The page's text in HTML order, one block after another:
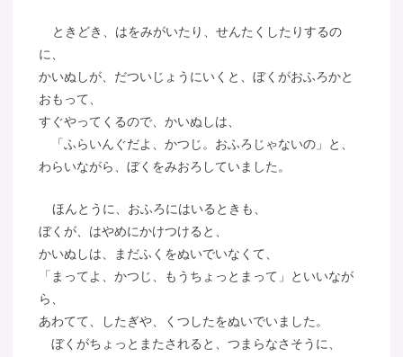
ときどき、はをみがいたり、せんたくしたりするの
に、
かいぬしが、だついじょうにいくと、ぼくがおふろかと
おもって、
すぐやってくるので、かいぬしは、
「ふらいんぐだよ、かつじ。おふろじゃないの」と、
わらいながら、ぼくをみおろしていました。
ほんとうに、おふろにはいるときも、
ぼくが、はやめにかけつけると、
かいぬしは、まだふくをぬいでいなくて、
「まってよ、かつじ、もうちょっとまって」といいなが
ら、
あわてて、したぎや、くつしたをぬいでいました。
ぼくがちょっとまたされると、つまらなさそうに、